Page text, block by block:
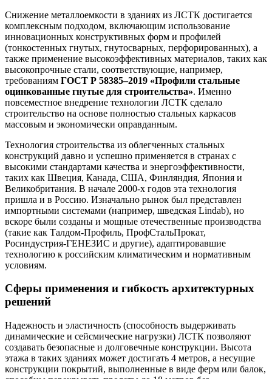
Снижение металлоемкости в зданиях из ЛСТК достигается
комплексным подходом, включающим использование
инновационных конструктивных форм и профилей
(тонкостенных гнутых, гнутосварных, перфорированных), а
также применение высокоэффективных материалов, таких как
высокопрочные стали, соответствующие, например,
требованиям ГОСТ Р 58385–2019 «Профили стальные
оцинкованные гнутые для строительства». Именно
повсеместное внедрение технологии ЛСТК сделало
строительство на основе полностью стальных каркасов
массовым и экономически оправданным.
Технология строительства из облегченных стальных
конструкций давно и успешно применяется в странах с
высокими стандартами качества и энергоэффективности,
таких как Швеция, Канада, США, Финляндия, Япония и
Великобритания. В начале 2000-х годов эта технология
пришла и в Россию. Изначально рынок был представлен
импортными системами (например, шведская Lindab), но
вскоре были созданы и мощные отечественные производства
(такие как Талдом-Профиль, ПрофСтальПрокат,
Росиндустрия-ГЕНЕЗИС и другие), адаптировавшие
технологию к российским климатическим и нормативным
условиям.
Сферы применения и гибкость архитектурных
решений
Надежность и эластичность (способность выдерживать
динамические и сейсмические нагрузки) ЛСТК позволяют
создавать безопасные и долговечные конструкции. Высота
этажа в таких зданиях может достигать 4 метров, а несущие
конструкции покрытий, выполненные в виде ферм или балок,